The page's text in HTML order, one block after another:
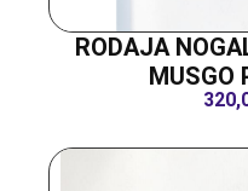
RODAJA
MUSGO